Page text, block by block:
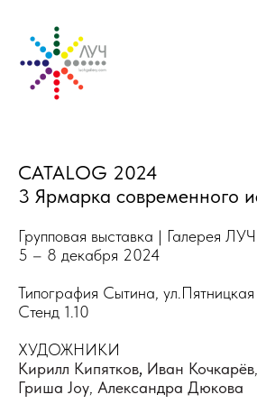
CATALOG 2024
3 Ярмарка современного
Групповая выставка | Галерея ЛУЧ
5 – 8 декабря 2024
Типография Сытина,
Стенд 1.10
ХУДОЖНИКИ
Кирилл Кипятков, Иван Кочкарёв,
Гриша Joy, Александра Дюкова